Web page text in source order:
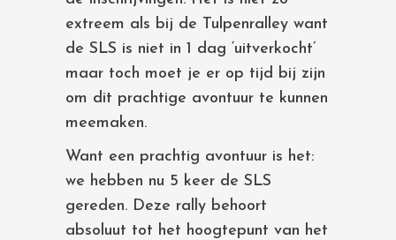
extreem als bij de Tulpenralley want
de SLS is niet in 1 dag ‘uitverkocht’
maar toch moet je er op tijd bij zijn
om dit prachtige avontuur te kunnen
meemaken.
Want een prachtig avontuur is het:
we hebben nu 5 keer de SLS
gereden. Deze rally behoort
absoluut tot het hoogtepunt van het